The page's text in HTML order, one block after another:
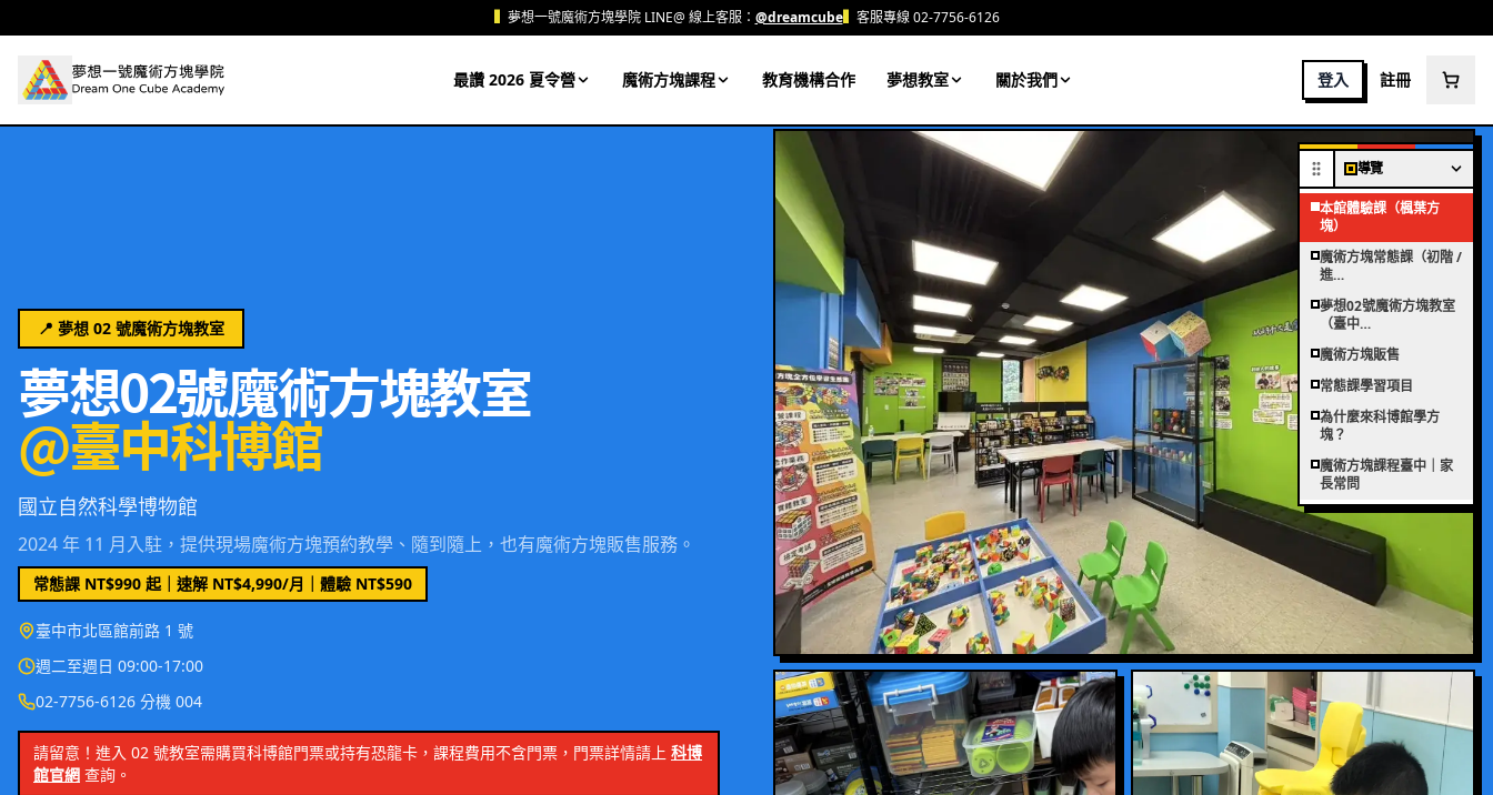
導覽
本館體驗課（楓葉方
塊）
魔術方塊常態課（初階 /
進…
夢想02號魔術方塊教室
（臺中…
魔術方塊販售
常態課學習項目
為什麼來科博館學方
塊？
魔術方塊課程臺中｜家
長常問
夢想一號魔術方塊學院 LINE@ 線上客服： @dreamcube▍ 客服專線 02-7756-6126
最讚 2026 夏令營 魔術方塊課程 教育機構合作 夢想教室 關於我們 登入 註冊
📍 夢想 02 號魔術方塊教室
夢想02號魔術方塊教室
@臺中科博館
國立自然科學博物館
2024 年 11 月入駐，提供現場魔術方塊預約教學、隨到隨上，也有魔術方塊販售服務。
常態課 NT$990 起 ｜速解 NT$4,990/月｜體驗 NT$590
臺中市北區館前路 1 號
週二至週日 09:00-17:00
02-7756-6126 分機 004
請留意！進入 02 號教室需購買科博館門票或持有恐龍卡，課程費用不含門票，門票詳情請上 科博
館官網 查詢。